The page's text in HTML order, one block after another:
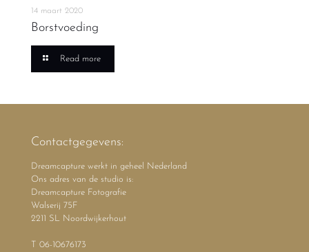
14 maart 2020
Borstvoeding
Read more
Contactgegevens:
Dreamcapture werkt in geheel Nederland
Ons adres van de studio is:
Dreamcapture Fotografie
Walserij 75F
2211 SL Noordwijkerhout
T 06-10676173